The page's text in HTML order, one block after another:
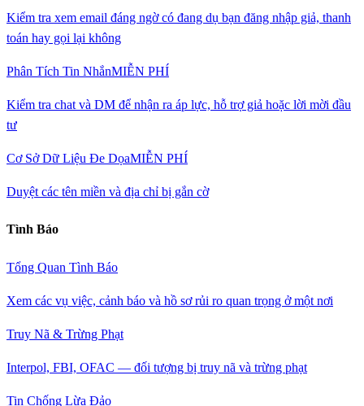
Kiểm tra xem email đáng ngờ có đang dụ bạn đăng nhập giả, thanh
toán hay gọi lại không
Phân Tích Tin NhắnMIỄN PHÍ
Kiểm tra chat và DM để nhận ra áp lực, hỗ trợ giả hoặc lời mời đầu
tư
Cơ Sở Dữ Liệu Đe DọaMIỄN PHÍ
Duyệt các tên miền và địa chỉ bị gắn cờ
Tình Báo
Tổng Quan Tình Báo
Xem các vụ việc, cảnh báo và hồ sơ rủi ro quan trọng ở một nơi
Truy Nã & Trừng Phạt
Interpol, FBI, OFAC — đối tượng bị truy nã và trừng phạt
Tin Chống Lừa Đảo